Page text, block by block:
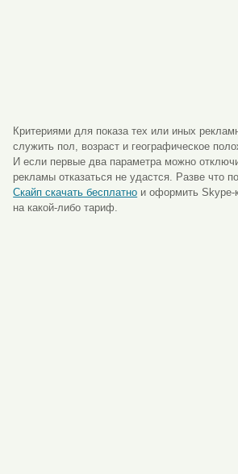
Критериями для показа тех или иных
служить пол, возраст и географическое
И если первые два параметра можно
рекламы отказаться не удастся. Разве что
Скайп скачать бесплатно и оформить Skype-
на какой-либо тариф.